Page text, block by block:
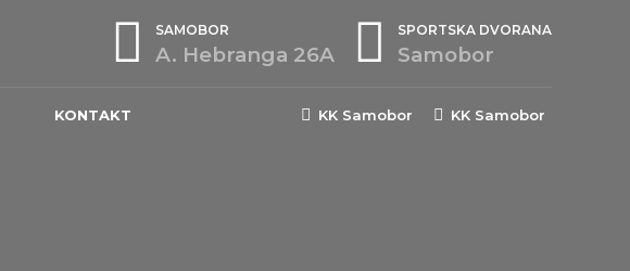
SPORTSKA DVORANA
Samobor
SAMOBOR
A. Hebranga 26A
KK Samobor KK Samobor
KONTAKT